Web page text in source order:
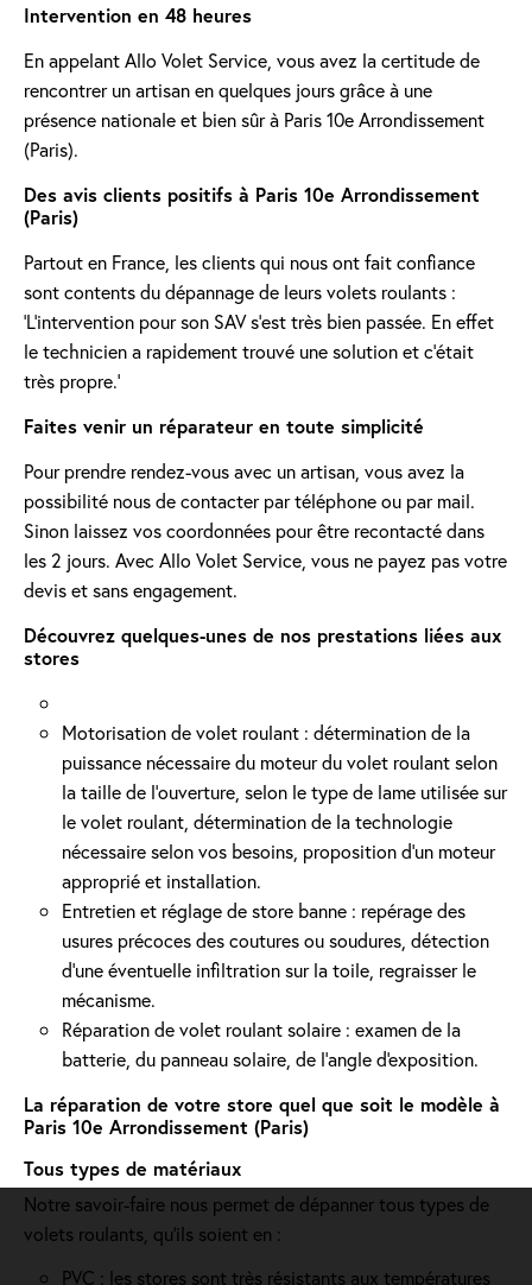
Intervention en 48 heures
En appelant Allo Volet Service, vous avez la certitude de
rencontrer un artisan en quelques jours grâce à une
présence nationale et bien sûr à Paris 10e Arrondissement
(Paris).
Des avis clients positifs à Paris 10e Arrondissement
(Paris)
Partout en France, les clients qui nous ont fait confiance
sont contents du dépannage de leurs volets roulants :
'L’intervention pour son SAV s’est très bien passée. En effet
le technicien a rapidement trouvé une solution et c’était
très propre.'
Faites venir un réparateur en toute simplicité
Pour prendre rendez-vous avec un artisan, vous avez la
possibilité nous de contacter par téléphone ou par mail.
Sinon laissez vos coordonnées pour être recontacté dans
les 2 jours. Avec Allo Volet Service, vous ne payez pas votre
devis et sans engagement.
Découvrez quelques-unes de nos prestations liées aux
stores
Motorisation de volet roulant : détermination de la
puissance nécessaire du moteur du volet roulant selon
la taille de l’ouverture, selon le type de lame utilisée sur
le volet roulant, détermination de la technologie
nécessaire selon vos besoins, proposition d'un moteur
approprié et installation.
Entretien et réglage de store banne : repérage des
usures précoces des coutures ou soudures, détection
d'une éventuelle infiltration sur la toile, regraisser le
mécanisme.
Réparation de volet roulant solaire : examen de la
batterie, du panneau solaire, de l'angle d'exposition.
La réparation de votre store quel que soit le modèle à
Paris 10e Arrondissement (Paris)
Tous types de matériaux
Notre savoir-faire nous permet de dépanner tous types de
volets roulants, qu'ils soient en :
PVC : les stores sont très résistants aux températures